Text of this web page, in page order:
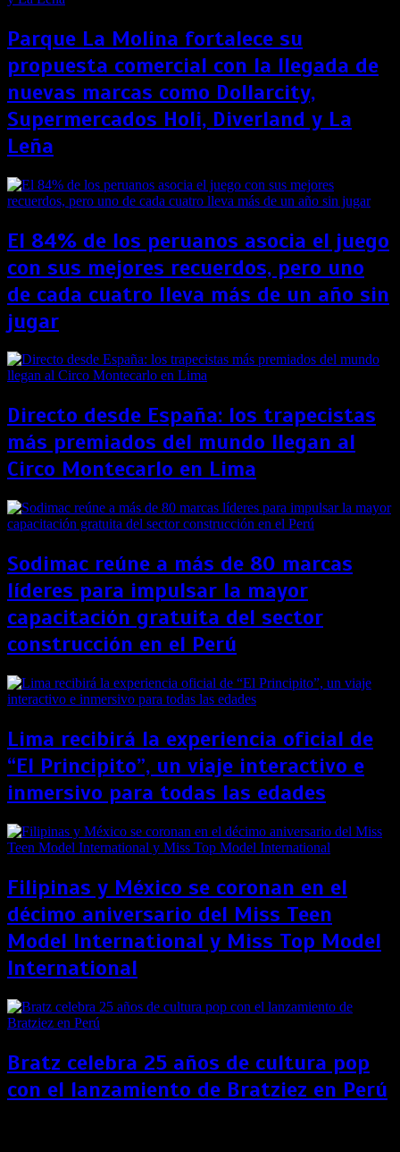
Parque La Molina fortalece su
propuesta comercial con la llegada de
nuevas marcas como Dollarcity,
Supermercados Holi, Diverland y La
Leña
El 84% de los peruanos asocia el juego
con sus mejores recuerdos, pero uno
de cada cuatro lleva más de un año sin
jugar
Directo desde España: los trapecistas
más premiados del mundo llegan al
Circo Montecarlo en Lima
Sodimac reúne a más de 80 marcas
líderes para impulsar la mayor
capacitación gratuita del sector
construcción en el Perú
Lima recibirá la experiencia oficial de
“El Principito”, un viaje interactivo e
inmersivo para todas las edades
Filipinas y México se coronan en el
décimo aniversario del Miss Teen
Model International y Miss Top Model
International
Bratz celebra 25 años de cultura pop
con el lanzamiento de Bratziez en Perú